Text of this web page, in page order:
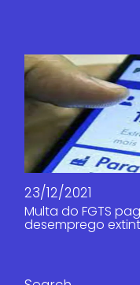
23/12/2021
Multa do FGTS
desemprego